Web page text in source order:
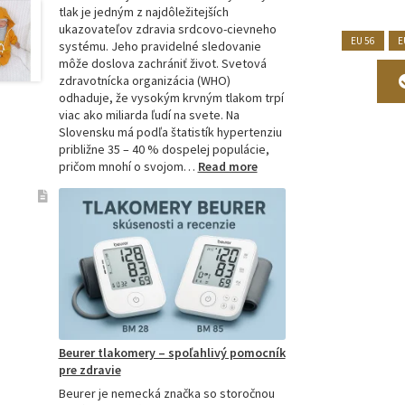
EU 56
tlak je jedným z najdôležitejších
ukazovateľov zdravia srdcovo-cievneho
systému. Jeho pravidelné sledovanie
môže doslova zachrániť život. Svetová
zdravotnícka organizácia (WHO)
odhaduje, že vysokým krvným tlakom trpí
viac ako miliarda ľudí na svete. Na
Slovensku má podľa štatistík hypertenziu
približne 35 – 40 % dospelej populácie,
pričom mnohí o svojom… Read more:
si
vybrať
tlakomer:
Kompletný
sprievodca
pre
domácnosti
aj
profesionálov
Beurer tlakomery – spoľahlivý pomocník
pre zdravie
Beurer je nemecká značka so storočnou